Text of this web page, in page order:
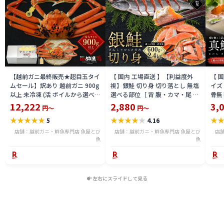
【越前ガニ最終販売★超目玉タイ
ムセール】訳あり 越前ガニ 900g
以上 未冷凍 (活 ボイルから選べ
る) 福井県産 国産 産地直送 脚折
れ 訳ありカニ 越前がに ズワイガ
ニ 越前 かに 送料無料 etz-900w
12,222 円～
★★★★★5
店舗：越前ガニ・鮮魚専門店 魚屋とび
魚
【 国内 工場直送 】【利益度外
視】銀鮭 切り身 切り落とし 無塩
選べる部位［ 背 腹・カマ・尾 ］
600g〜2.4kg 骨取り・骨無し 骨
あり 切り落とし 骨取り・骨無し
切身 ses2301-12ka
2,880 円～
★★★★★ 4.16
店舗：越前ガニ・鮮魚専門店 魚屋とび
魚
【
イ
骨
(真
ライ
★
店
左右にスライドして見る